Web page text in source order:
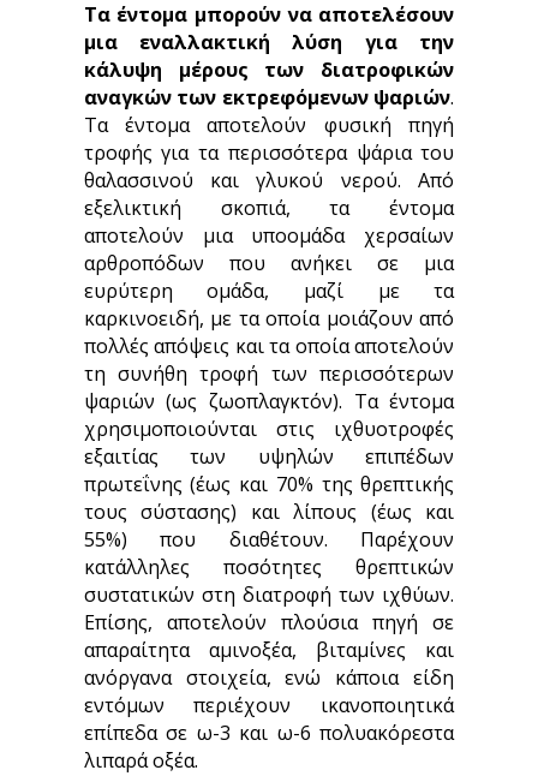
Τα έντομα μπορούν να αποτελέσουν
μια εναλλακτική λύση για την
κάλυψη μέρους των διατροφικών
αναγκών των εκτρεφόμενων ψαριών.
Τα έντομα αποτελούν φυσική πηγή
τροφής για τα περισσότερα ψάρια του
θαλασσινού και γλυκού νερού. Από
εξελικτική σκοπιά, τα έντομα
αποτελούν μια υποομάδα χερσαίων
αρθροπόδων που ανήκει σε μια
ευρύτερη ομάδα, μαζί με τα
καρκινοειδή, με τα οποία μοιάζουν από
πολλές απόψεις και τα οποία αποτελούν
τη συνήθη τροφή των περισσότερων
ψαριών (ως ζωοπλαγκτόν). Τα έντομα
χρησιμοποιούνται στις ιχθυοτροφές
εξαιτίας των υψηλών επιπέδων
πρωτεΐνης (έως και 70% της θρεπτικής
τους σύστασης) και λίπους (έως και
55%) που διαθέτουν. Παρέχουν
κατάλληλες ποσότητες θρεπτικών
συστατικών στη διατροφή των ιχθύων.
Επίσης, αποτελούν πλούσια πηγή σε
απαραίτητα αμινοξέα, βιταμίνες και
ανόργανα στοιχεία, ενώ κάποια είδη
εντόμων περιέχουν ικανοποιητικά
επίπεδα σε ω-3 και ω-6 πολυακόρεστα
λιπαρά οξέα.